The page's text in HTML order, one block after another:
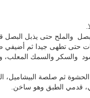
والملح حتى يذبل البصل
حتى تطهى جيدا ثم
والسكر والسمك المعلب،
ثم صلصة البيشاميل،
قدمي الطبق وهو ساخن.